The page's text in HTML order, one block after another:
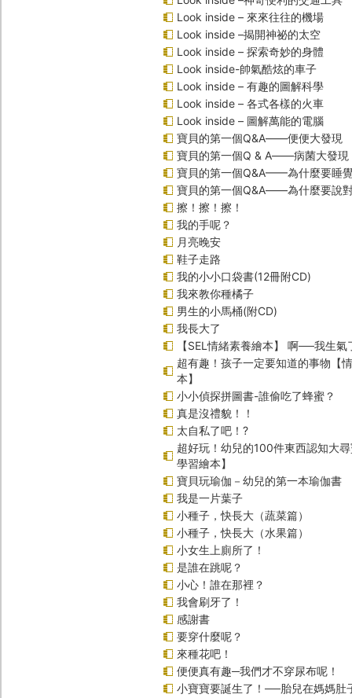
Look inside – 來來往往的機場
Look inside –揭開神祕的太空
Look inside – 探索奇妙的身體
Look inside-帥氣酷炫的車子
Look inside – 有趣的圖解科學
Look inside – 各式各樣的火車
Look inside – 圖解萬能的電腦
寶貝的第一個Q&A――便便大發現
寶貝的第一個Q & A――病菌大發現
寶貝的第一個Q&A——為什麼要睡
寶貝的第一個Q&A――為什麼要說
擦！擦！擦！
我的手呢？
月亮晚安
鞋子走路
我的小小口袋書(12冊附CD)
我來教你種橘子
男生的小馬桶(附CD)
我長大了
【SEL情緒素養繪本】 啊──我生氣
超有趣！孩子一定要知道的事物【
本】
小小偵探拼圖書-誰偷吃了蜂蜜？
真是沒禮貌！！
太自私了吧！?
超好玩！幼兒的100件東西認知大
學習繪本】
寶貝玩瑜伽－幼兒的第一本瑜伽書
我是一片葉子
小種子，快長大（蔬菜篇）
小種子，快長大（水果篇）
小女生上廁所了！
是誰在跳呢？
小心！誰在那裡？
我會刷牙了！
感謝書
要穿什麼呢？
來種花吧！
便便真有趣─我們才不穿尿布呢！
小寶寶要誕生了！──胎兒在媽媽肚